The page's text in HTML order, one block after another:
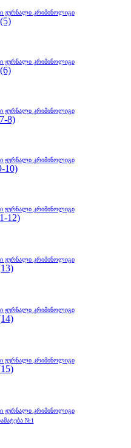
ჟურნალი კრიმინოლიგი
ჟურნალი კრიმინოლიგი
ჟურნალი კრიმინოლიგი
8)
ჟურნალი კრიმინოლიგი
10)
ჟურნალი კრიმინოლიგი
12)
ჟურნალი კრიმინოლიგი
ჟურნალი კრიმინოლიგი
ჟურნალი კრიმინოლიგი
ჟურნალი კრიმინოლიგი
№1